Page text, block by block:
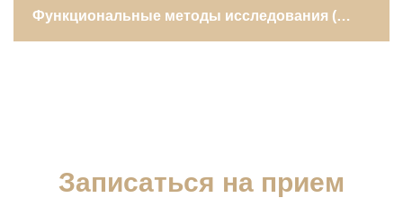
Функциональные методы исследования (развернуть)
Записаться на прием